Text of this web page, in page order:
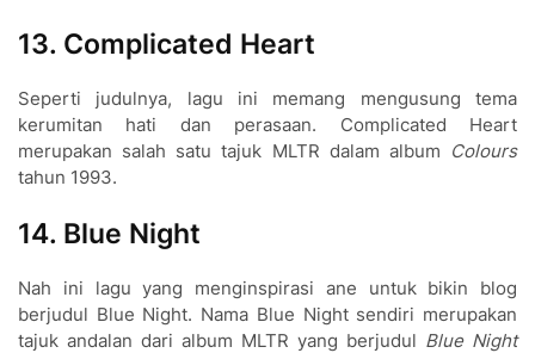
13. Complicated Heart
Seperti judulnya, lagu ini memang mengusung tema
kerumitan hati dan perasaan. Complicated Heart
merupakan salah satu tajuk MLTR dalam album Colours
tahun 1993.
14. Blue Night
Nah ini lagu yang menginspirasi ane untuk bikin blog
berjudul Blue Night. Nama Blue Night sendiri merupakan
tajuk andalan dari album MLTR yang berjudul Blue Night